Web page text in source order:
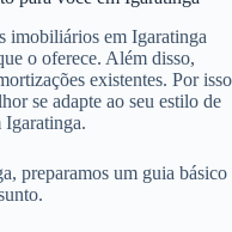
imobiliários em Igaratinga
o oferece. Além disso,
existentes. Por isso
se adapte ao seu estilo de
Igaratinga.
preparamos um guia básico